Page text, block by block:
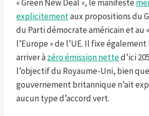
« Green New Deal », le manifeste
explicitementaux propositions du
du Parti démocrate américain et au
l’Europe » de l’UE. Il fixe
arriver àzéro émission netted’ici
l’objectif du Royaume-Uni, bien
gouvernement britannique n’ait
aucun type d’accord vert.